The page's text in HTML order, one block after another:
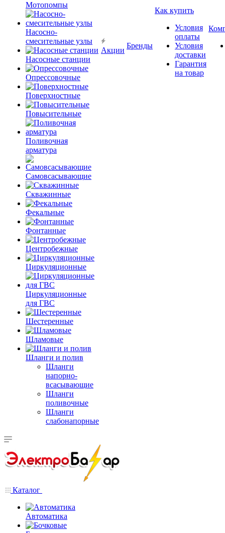
Мотопомпы
Насосно-
смесительные узлы
Насосные станции
Опрессовочные
Поверхностные
Повысительные
Поливочная
арматура
Самовсасывающие
Скважинные
Фекальные
Фонтанные
Центробежные
Циркуляционные
Циркуляционные
для ГВС
Шестеренные
Шламовые
Шланги и полив
Шланги
напорно-
всасывающие
Шланги
поливочные
Шланги
слабонапорные
Акции
Бренды
Как купить
Условия
оплаты
Условия
доставки
Гарантия
на товар
Каталог
Автоматика